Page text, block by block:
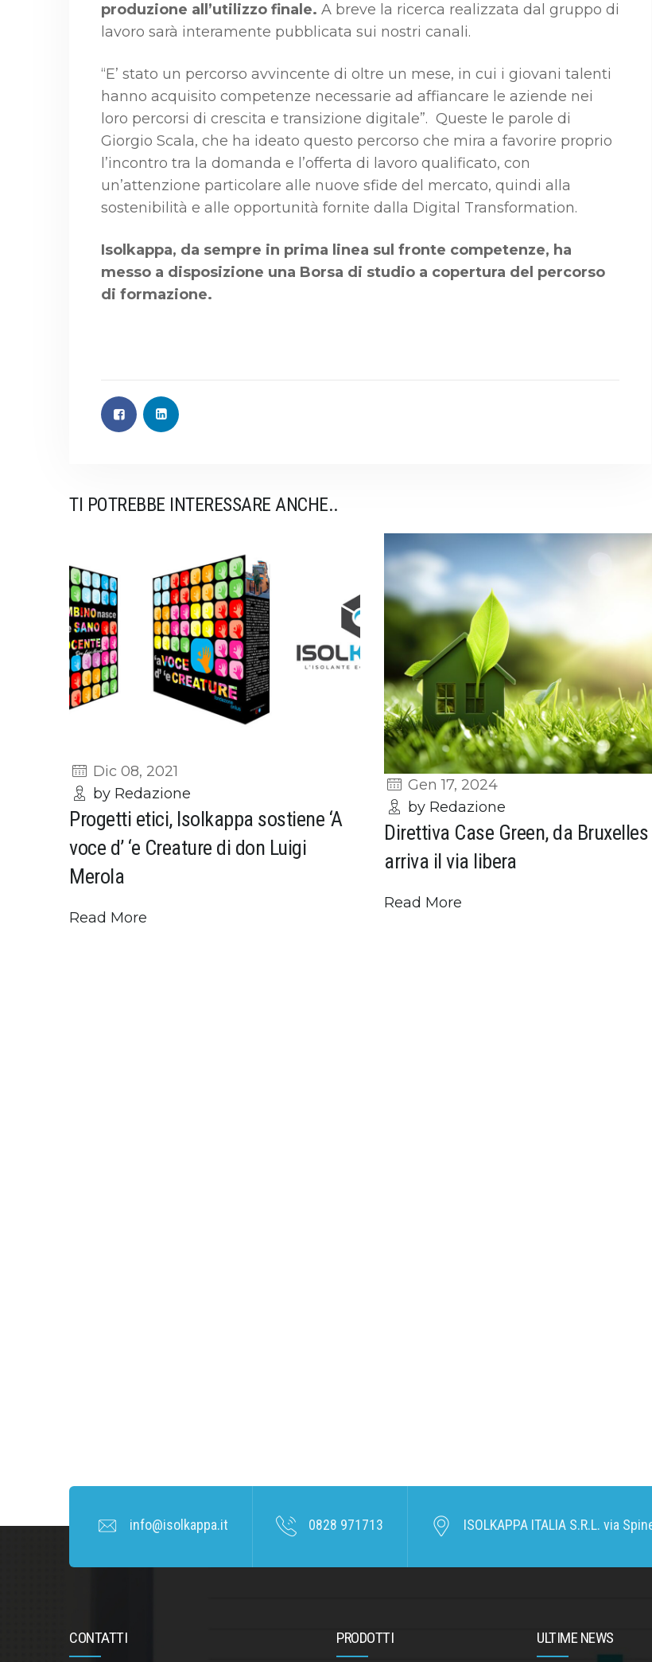
produzione all’utilizzo finale. A breve la ricerca realizzata dal gruppo di
lavoro sarà interamente pubblicata sui nostri canali.
“E’ stato un percorso avvincente di oltre un mese, in cui i giovani talenti
hanno acquisito competenze necessarie ad affiancare le aziende nei
loro percorsi di crescita e transizione digitale”. Queste le parole di
Giorgio Scala, che ha ideato questo percorso che mira a favorire proprio
l’incontro tra la domanda e l’offerta di lavoro qualificato, con
un’attenzione particolare alle nuove sfide del mercato, quindi alla
sostenibilità e alle opportunità fornite dalla Digital Transformation.
Isolkappa, da sempre in prima linea sul fronte competenze, ha
messo a disposizione una Borsa di studio a copertura del percorso
di formazione.
TI POTREBBE INTERESSARE ANCHE..
Dic 08, 2021
by Redazione
Progetti etici, Isolkappa sostiene ‘A
voce d’ ‘e Creature di don Luigi
Merola
Read More
Gen 17, 2024
by Redazione
Direttiva Case Green, da Bruxelles
arriva il via libera
Read More
info@isolkappa.it 0828 971713 ISOLKAPPA ITALIA S.R.L. via
CONTATTI PRODOTTI ULTIME NEWS